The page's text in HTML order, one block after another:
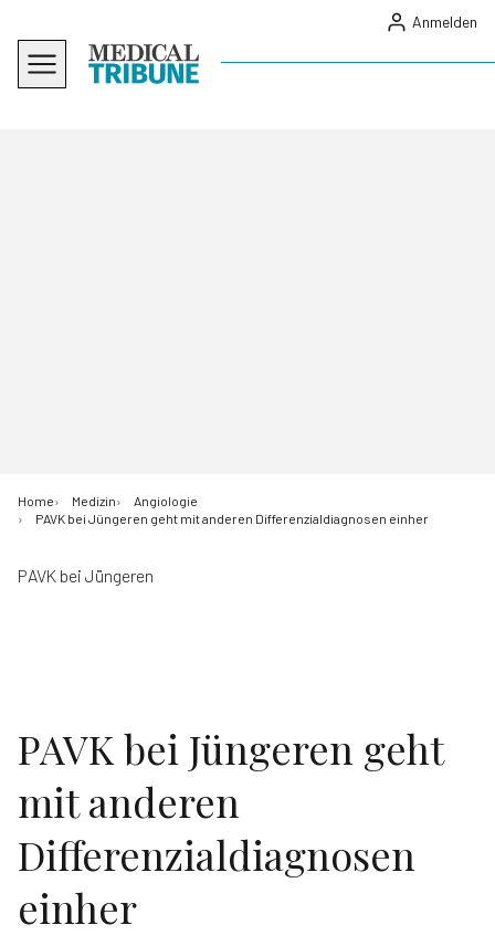
Anmelden
Home Medizin
Angiologie
PAVK bei Jüngeren geht mit anderen Differenzialdiagnosen einher
PAVK bei Jüngeren
PAVK bei Jüngeren geht
mit anderen
Differenzialdiagnosen
einher